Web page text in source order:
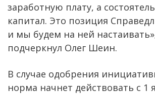
заработную плату, а
капитал. Это позиция
и мы будем на ней
подчеркнул Олег Шеин.
В случае одобрения
норма начнет действовать с 1